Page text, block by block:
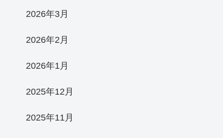
2026年3月
2026年2月
2026年1月
2025年12月
2025年11月